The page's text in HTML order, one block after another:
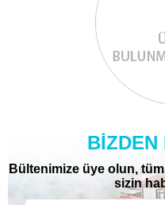
BIZDEN
Bültenimize üye olun,
sizin